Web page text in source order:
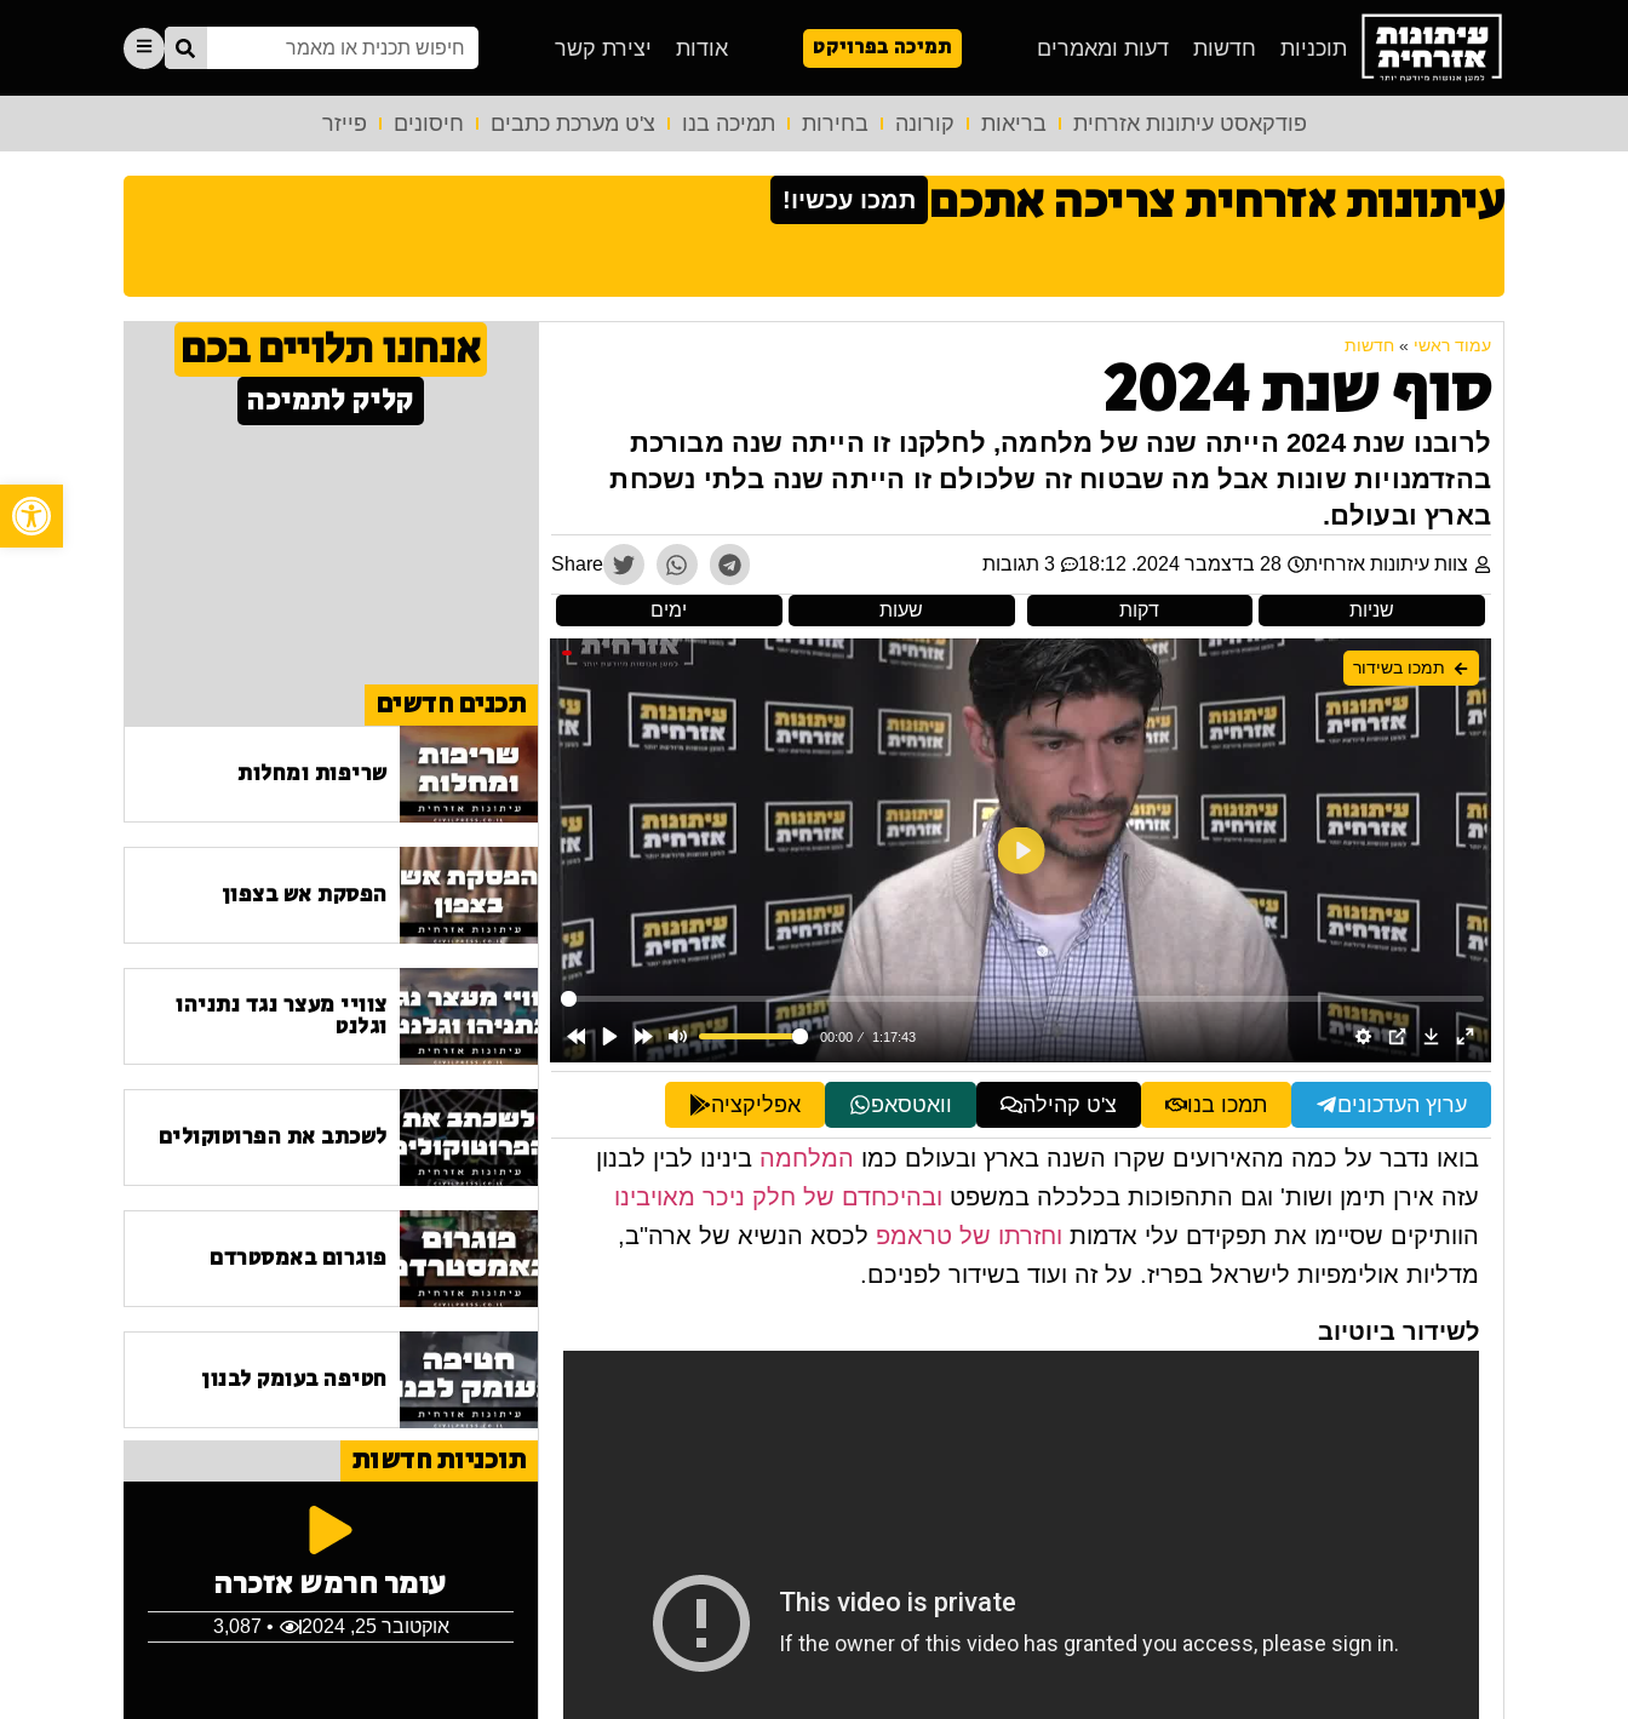
תוכניות חדשות דעות ומאמרים תמיכה בפרויקט אודות יצירת קשר
פודקאסט עיתונות אזרחית בריאות קורונה בחירות תמיכה בנו צ'ט מערכת כתבים חיסונים פייזר
עיתונות אזרחית צריכה אתכם תמכו עכשיו!
עמוד ראשי » חדשות
סוף שנת 2024
לרובנו שנת 2024 הייתה שנה של מלחמה, לחלקנו זו הייתה שנה מבורכת
בהזדמנויות שונות אבל מה שבטוח זה שלכולם זו הייתה שנה בלתי נשכחת
בארץ ובעולם.
צוות עיתונות אזרחית 28 בדצמבר 2024. 18:12 3 תגובות Share
ימים שעות דקות שניות
תמכו בשידור
ערוץ העדכונים תמכו בנו צ'ט קהילה וואטסאפ אפליקציה
בואו נדבר על כמה מהאירועים שקרו השנה בארץ ובעולם כמו המלחמה בינינו לבין לבנון
עזה אירן תימן ושות' וגם התהפוכות בכלכלה במשפט ובהיכחדם של חלק ניכר מאויבינו
הוותיקים שסיימו את תפקידם עלי אדמות וחזרתו של טראמפ לכסא הנשיא של ארה"ב,
מדליות אולימפיות לישראל בפריז. על זה ועוד בשידור לפניכם.
לשידור ביוטיוב
אנחנו תלויים בכם
קליק לתמיכה
תכנים חדשים
שריפות ומחלות
הפסקת אש בצפון
צוויי מעצר נגד נתניהו
וגלנט
לשכתב את הפרוטוקולים
פוגרום באמסטרדם
חטיפה בעומק לבנון
תוכניות חדשות
עומר חרמש אזכרה
אוקטובר 25, 2024 • 3,087